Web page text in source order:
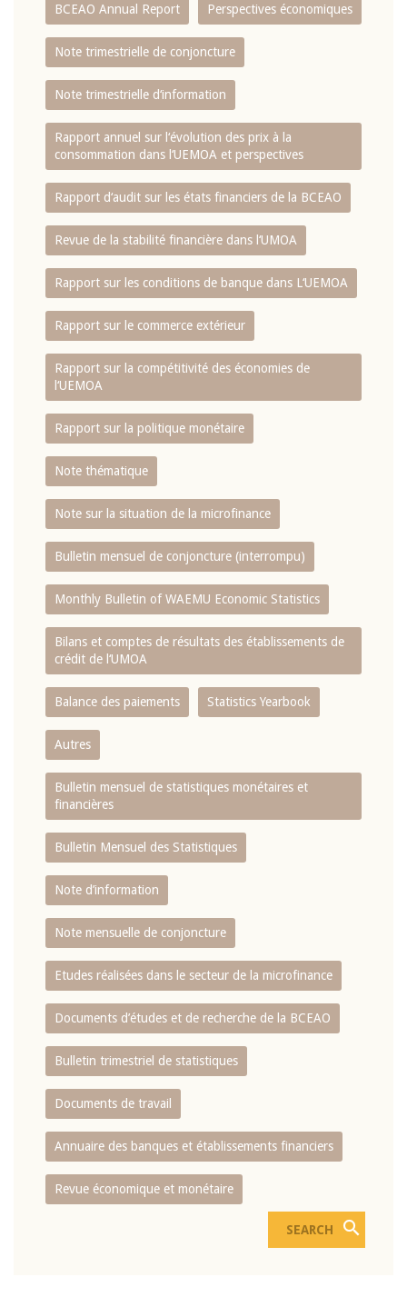
BCEAO Annual Report Perspectives économiques
Note trimestrielle de conjoncture
Note trimestrielle d‘information
Rapport annuel sur l‘évolution des prix à la
consommation dans l‘UEMOA et perspectives
Rapport d‘audit sur les états financiers de la BCEAO
Revue de la stabilité financière dans l‘UMOA
Rapport sur les conditions de banque dans L‘UEMOA
Rapport sur le commerce extérieur
Rapport sur la compétitivité des économies de
l‘UEMOA
Rapport sur la politique monétaire
Note thématique
Note sur la situation de la microfinance
Bulletin mensuel de conjoncture (interrompu)
Monthly Bulletin of WAEMU Economic Statistics
Bilans et comptes de résultats des établissements de
crédit de l‘UMOA
Balance des paiements Statistics Yearbook
Autres
Bulletin mensuel de statistiques monétaires et
financières
Bulletin Mensuel des Statistiques
Note d’information
Note mensuelle de conjoncture
Etudes réalisées dans le secteur de la microfinance
Documents d’études et de recherche de la BCEAO
Bulletin trimestriel de statistiques
Documents de travail
Annuaire des banques et établissements financiers
Revue économique et monétaire